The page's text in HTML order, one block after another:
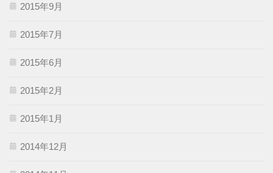
2015年9月
2015年7月
2015年6月
2015年2月
2015年1月
2014年12月